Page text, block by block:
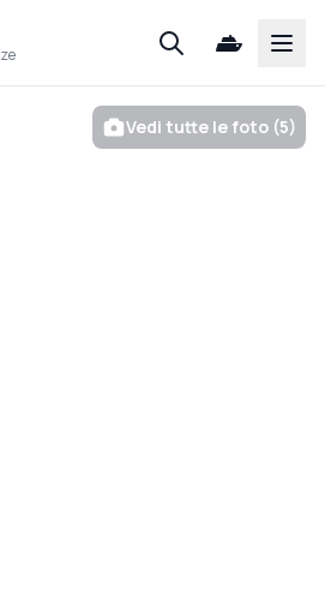
Vedi tutte le foto (5)